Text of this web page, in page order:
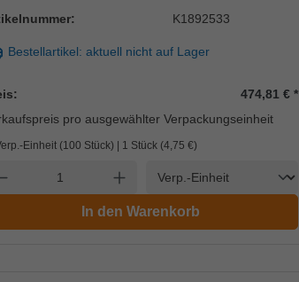
K1892533
Bestellartikel: aktuell nicht auf Lager
474,81 €*
pro ausgewählter Verpackungseinheit
Einheit (100 Stück) | 1 Stück (4,75 €)
verringern Anzahl erhöhen
In den Warenkorb